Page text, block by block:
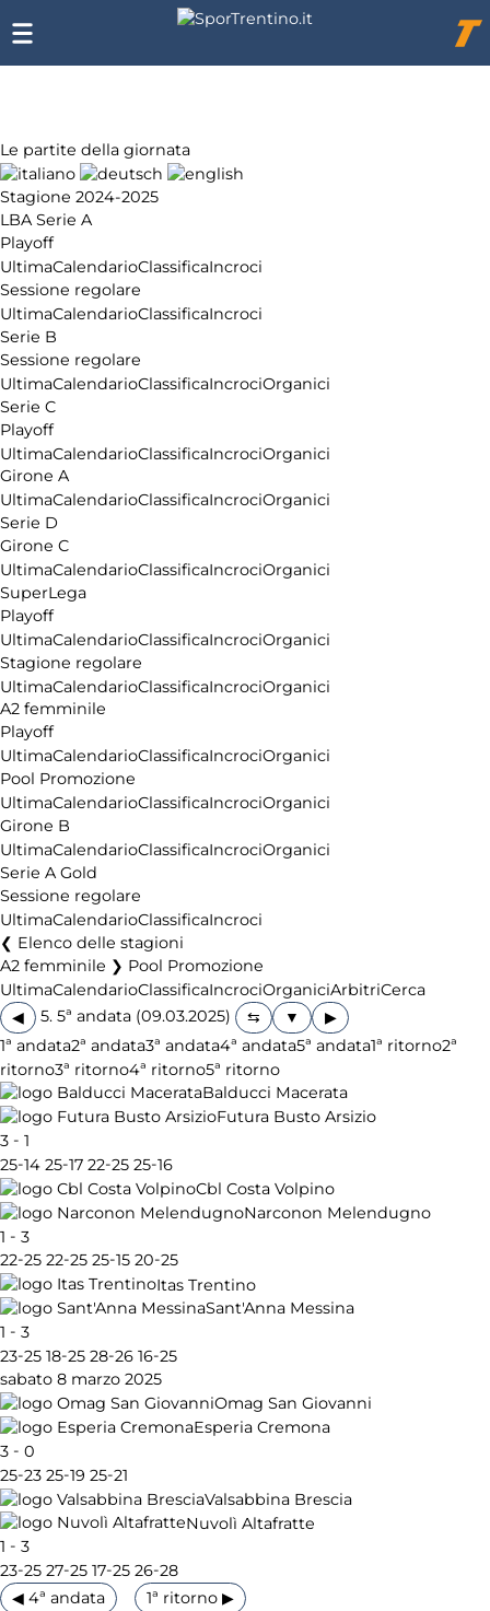
Le partite della giornata
Stagione 2024-2025
LBA Serie A
Playoff
UltimaCalendarioClassificaIncroci
Sessione regolare
UltimaCalendarioClassificaIncroci
Serie B
Sessione regolare
UltimaCalendarioClassificaIncrociOrganici
Serie C
Playoff
UltimaCalendarioClassificaIncrociOrganici
Girone A
UltimaCalendarioClassificaIncrociOrganici
Serie D
Girone C
UltimaCalendarioClassificaIncrociOrganici
SuperLega
Playoff
UltimaCalendarioClassificaIncrociOrganici
Stagione regolare
UltimaCalendarioClassificaIncrociOrganici
A2 femminile
Playoff
UltimaCalendarioClassificaIncrociOrganici
Pool Promozione
UltimaCalendarioClassificaIncrociOrganici
Girone B
UltimaCalendarioClassificaIncrociOrganici
Serie A Gold
Sessione regolare
UltimaCalendarioClassificaIncroci
Elenco delle stagioni
A2 femminile ❯ Pool Promozione
UltimaCalendarioClassificaIncrociOrganiciArbitriCerca
◀
5. 5ª andata (09.03.2025)
▶
1ª andata2ª andata3ª andata4ª andata5ª andata1ª ritorno2ª
ritorno3ª ritorno4ª ritorno5ª ritorno
Balducci Macerata
Futura Busto Arsizio
3 - 1
25-14 25-17 22-25 25-16
Cbl Costa Volpino
Narconon Melendugno
1 - 3
22-25 22-25 25-15 20-25
Itas Trentino
Sant'Anna Messina
1 - 3
23-25 18-25 28-26 16-25
sabato 8 marzo 2025
Omag San Giovanni
Esperia Cremona
3 - 0
25-23 25-19 25-21
Valsabbina Brescia
Nuvolì Altafratte
1 - 3
23-25 27-25 17-25 26-28
◀ 4ª andata
1ª ritorno ▶
Chi
siamo
Affiliazione